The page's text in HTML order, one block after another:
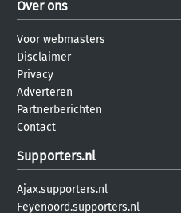
Over ons
Voor webmasters
Disclaimer
Privacy
Adverteren
Partnerberichten
Contact
Supporters.nl
Ajax.supporters.nl
Feyenoord.supporters.nl